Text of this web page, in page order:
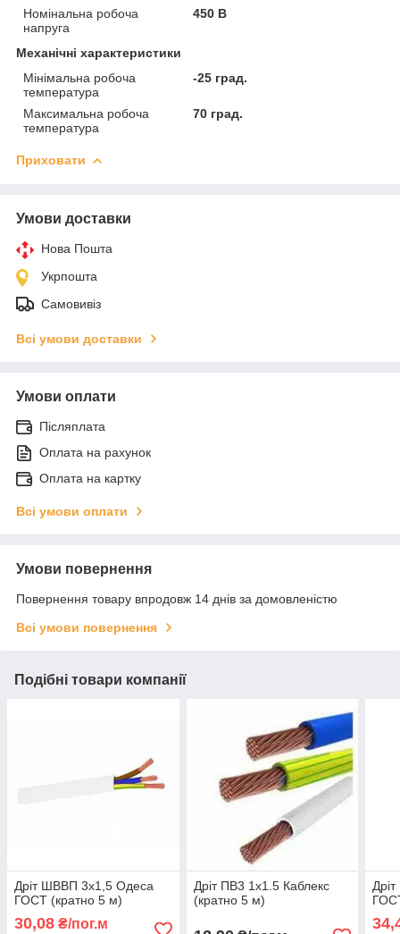
Номінальна робоча
напруга
450 В
Механічні характеристики
Мінімальна робоча
температура
-25 град.
Максимальна робоча
температура
70 град.
Приховати
Умови доставки
Нова Пошта
Укрпошта
Самовивіз
Всі умови доставки
Умови оплати
Післяплата
Оплата на рахунок
Оплата на картку
Всі умови оплати
Умови повернення
Повернення товару впродовж 14 днів за домовленістю
Всі умови повернення
Подібні товари компанії
Дріт ШВВП 3х1,5 Одеса
ГОСТ (кратно 5 м)
30,08 ₴/пог.м
Дріт ПВ3 1х1.5 Каблекс
(кратно 5 м)